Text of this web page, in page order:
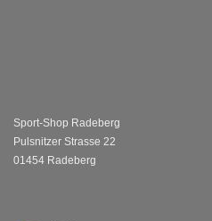
Sport-Shop Radeberg
Pulsnitzer Strasse 22
01454 Radeberg